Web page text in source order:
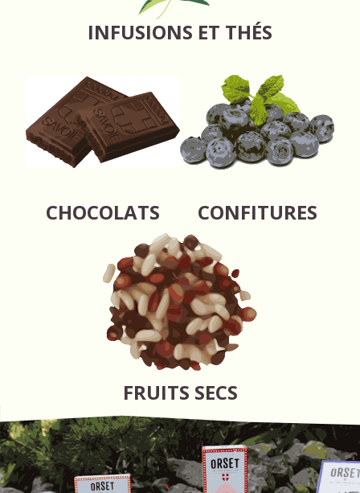
INFUSIONS ET THÉS
CHOCOLATS CONFITURES
FRUITS SECS